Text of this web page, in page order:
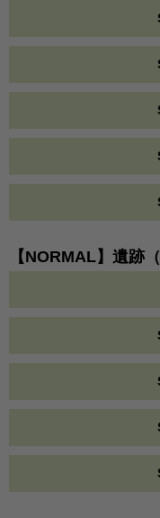
【NORMAL】遺跡（